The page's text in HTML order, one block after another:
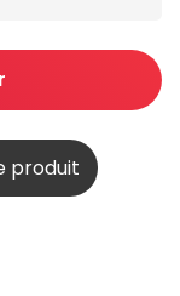
produit